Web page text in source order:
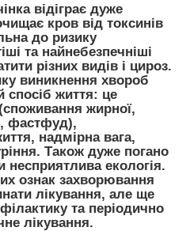
відіграє дуже
кров від токсинів
до ризику
та найнебезпечніші
різних видів і цироз.
виникнення хвороб
спосіб життя: це
жирної,
фастфуд),
надмірна вага,
Також дуже погано
несприятлива екологія.
ознак захворювання
лікування, але ще
та періодично
лікування.